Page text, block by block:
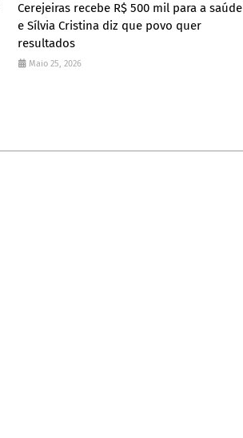
Cerejeiras recebe R$ 500 mil para a saúde
e Sílvia Cristina diz que povo quer
resultados
Maio 25, 2026